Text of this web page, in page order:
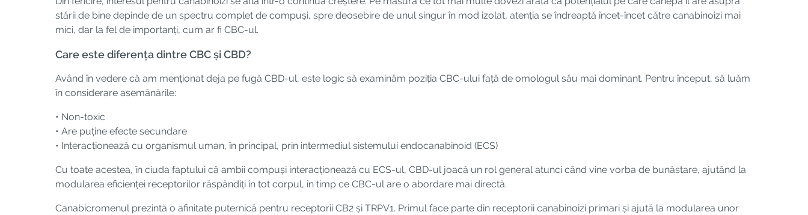
stării de bine depinde de un spectru complet de compuși, spre deosebire de unul singur în mod izolat, atenția se îndreaptă încet-încet către canabinoizi mai
mici, dar la fel de importanți, cum ar fi CBC-ul.
Care este diferența dintre CBC și CBD?
Având în vedere că am menționat deja pe fugă CBD-ul, este logic să examinăm poziția CBC-ului față de omologul său mai dominant. Pentru început, să luăm
în considerare asemănările:
• Non-toxic
• Are puține efecte secundare
• Interacționează cu organismul uman, în principal, prin intermediul sistemului endocanabinoid (ECS)
Cu toate acestea, în ciuda faptului că ambii compuși interacționează cu ECS-ul, CBD-ul joacă un rol general atunci când vine vorba de bunăstare, ajutând la
modularea eficienței receptorilor răspândiți în tot corpul, în timp ce CBC-ul are o abordare mai directă.
Canabicromenul prezintă o afinitate puternică pentru receptorii CB2 și TRPV1. Primul face parte din receptorii canabinoizi primari și ajută la modularea unor